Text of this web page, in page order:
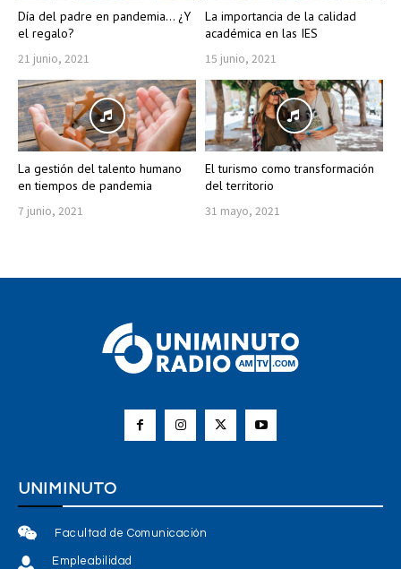
Día del padre en pandemia… ¿Y
el regalo?
21 junio, 2021
La importancia de la calidad
académica en las IES
15 junio, 2021
La gestión del talento humano
en tiempos de pandemia
7 junio, 2021
El turismo como transformación
del territorio
31 mayo, 2021
UNIMINUTO
Facultad de Comunicación
Empleabilidad